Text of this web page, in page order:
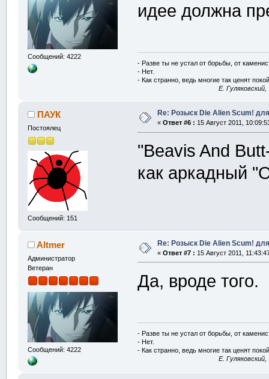
Сообщений: 4222
идее должна
- Разве ты не устал от борьбы, от
- Нет.
- Как странно, ведь многие так ценят
E.
ПАУК
Постоялец
Сообщений: 151
Re: Розыск Die Alien Scum!
« Ответ #6 : 15 Август 2011,
"Beavis And
как аркадный
Altmer
Администратор
Ветеран
Сообщений: 4222
Re: Розыск Die Alien Scum!
« Ответ #7 : 15 Август 2011,
Да, вроде того.
- Разве ты не устал от борьбы, от
- Нет.
- Как странно, ведь многие так ценят
E.